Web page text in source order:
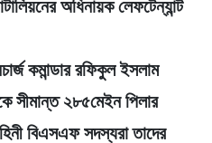
অধিনায়ক লেফটেন্যান্ট
কমান্ডার রফিকুল ইসলাম
সীমান্ত ২৮৫মেইন পিলার
বিএসএফ সদস্যরা তাদের